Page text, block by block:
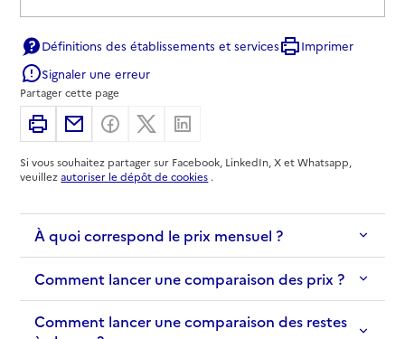
Définitions des établissements et services
Imprimer
Signaler une erreur
Partager cette page
ImprimerPartager par email
Partager sur Facebook
Partager sur X
Si vous souhaitez partager sur Facebook, LinkedIn, X et Whatsapp,
veuillezautoriser le dépôt de cookies .
À quoi correspond le prix mensuel ?
Comment lancer une comparaison des prix ?
Comment lancer une comparaison des restes